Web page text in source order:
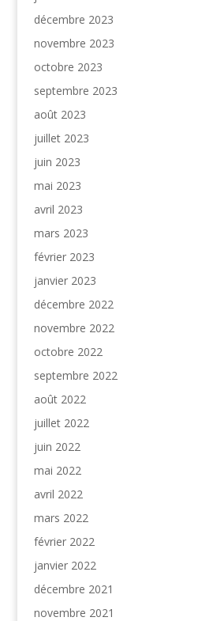
décembre 2023
novembre 2023
octobre 2023
septembre 2023
août 2023
juillet 2023
juin 2023
mai 2023
avril 2023
mars 2023
février 2023
janvier 2023
décembre 2022
novembre 2022
octobre 2022
septembre 2022
août 2022
juillet 2022
juin 2022
mai 2022
avril 2022
mars 2022
février 2022
janvier 2022
décembre 2021
novembre 2021